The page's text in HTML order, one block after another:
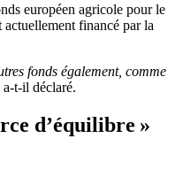
européen agricole pour le
financé par la
fonds également, comme
a-t-il déclaré.
d’équilibre »